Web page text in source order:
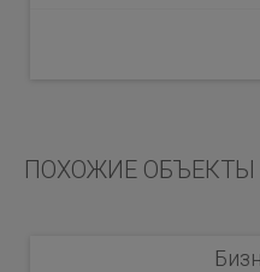
ПОХОЖИЕ ОБЪЕКТЫ